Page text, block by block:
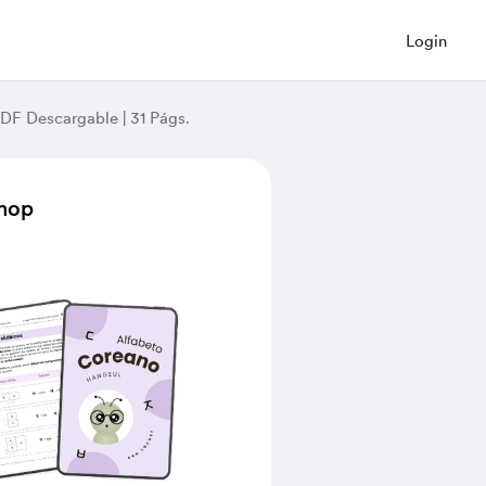
Login
Descargable | 31 Págs.